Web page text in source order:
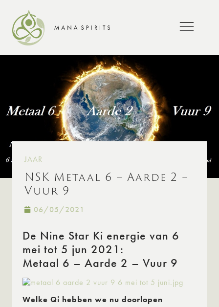
JAAR
NSK Metaal 6 – Aarde 2 –
Vuur 9
06/05/2021
De Nine Star Ki energie van 6
mei tot 5 jun 2021:
Metaal 6 – Aarde 2 – Vuur 9
Welke Qi hebben we nu doorlopen